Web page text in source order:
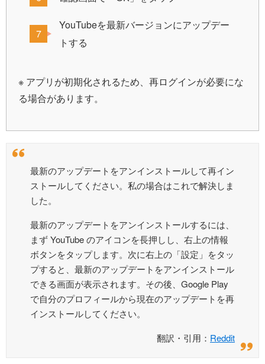
YouTubeを最新バージョンにアップデー
トする
※ アプリが初期化されるため、再ログインが必要にな
る場合があります。
最新のアップデートをアンインストールして再イン
ストールしてください。私の場合はこれで解決しま
した。
最新のアップデートをアンインストールするには、
まず YouTube のアイコンを長押しし、右上の情報
ボタンをタップします。次に右上の「設定」をタッ
プすると、最新のアップデートをアンインストール
できる画面が表示されます。その後、Google Play
で自分のプロフィールから現在のアップデートを再
インストールしてください。
翻訳・引用： Reddit